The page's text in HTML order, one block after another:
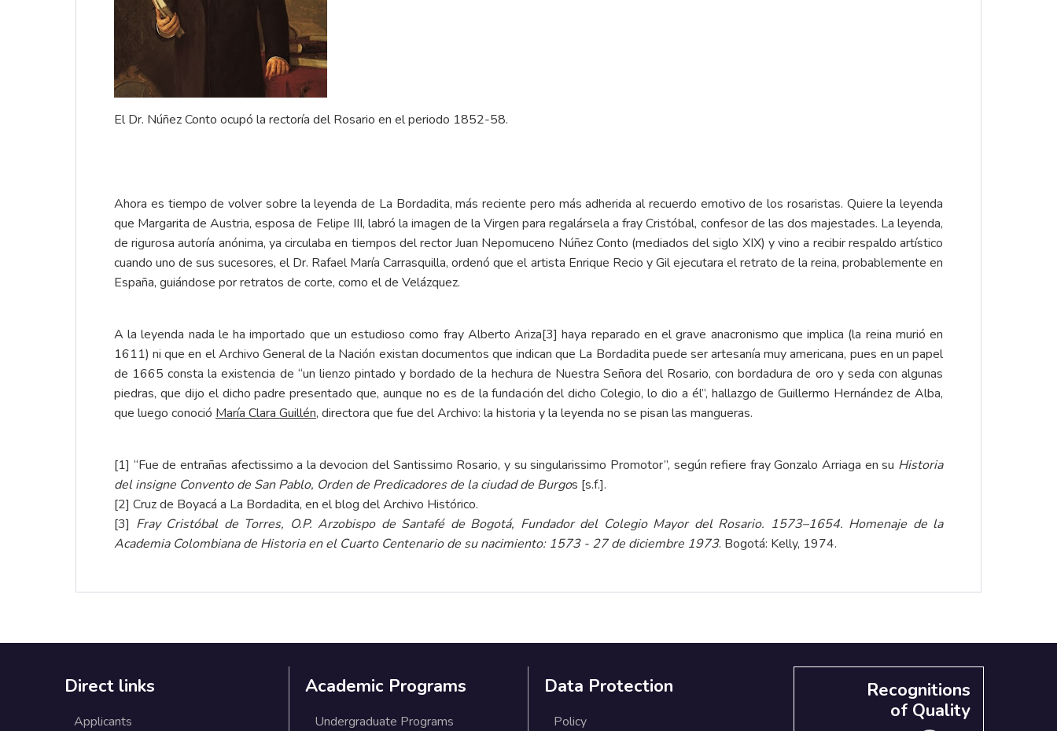
El Dr. Núñez Conto ocupó la rectoría del Rosario en el periodo 1852-58.
Ahora es tiempo de volver sobre la leyenda de La Bordadita, más reciente pero más adherida al recuerdo emotivo de los rosaristas. Quiere la leyenda
que Margarita de Austria, esposa de Felipe III, labró la imagen de la Virgen para regalársela a fray Cristóbal, confesor de las dos majestades. La leyenda,
de rigurosa autoría anónima, ya circulaba en tiempos del rectorJuan Nepomuceno Núñez Conto (mediados del siglo XIX) y vino a recibir respaldo artístico
cuando uno de sus sucesores, el Dr. Rafael María Carrasquilla, ordenó que el artista Enrique Recio y Gil ejecutara el retrato de la reina, probablemente en
España, guiándose por retratos de corte, como el de Velázquez.
A la leyenda nada le ha importado que un estudioso como fray Alberto Ariza[3] haya reparado en el grave anacronismo que implica (la reina murió en
1611) ni que en el Archivo General de la Nación existan documentos que indican que La Bordadita puede ser artesanía muy americana, pues en un papel
de 1665 consta la existencia de “un lienzo pintado y bordado de la hechura de Nuestra Señora del Rosario, con bordadura de oro y seda con algunas
piedras, que dijo el dicho padre presentado que, aunque no es de la fundación del dicho Colegio, lo dio a él”, hallazgo de Guillermo Hernández de Alba,
que luego conoció María Clara Guillén, directora que fue del Archivo: la historia y la leyenda no se pisan las mangueras.
[1] “Fue de entrañas afectissimo a la devocion del Santissimo Rosario, y su singularissimo Promotor”, según refiere fray Gonzalo Arriaga en su Historia
del insigne Convento de San Pablo, Orden de Predicadores de la ciudad de Burgos [s.f.].
[2] Cruz de Boyacá a La Bordadita, en el blog del Archivo Histórico.
[3] Fray Cristóbal de Torres, O.P. Arzobispo de Santafé de Bogotá, Fundador del Colegio Mayor del Rosario. 1573–1654. Homenaje de la
Academia Colombiana de Historia en el Cuarto Centenario de su nacimiento: 1573 - 27 de diciembre 1973. Bogotá: Kelly, 1974.
Direct links
Applicants
Academic Programs
Undergraduate Programs
Data Protection
Policy
Recognitions
of Quality